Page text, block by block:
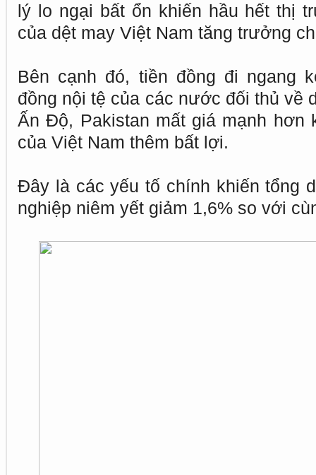
lý lo ngại bất ổn khiến hầu hết thị
của dệt may Việt Nam tăng trưởng
Bên cạnh đó, tiền đồng đi ngang
đồng nội tệ của các nước đối thủ về
Ấn Độ, Pakistan mất giá mạnh hơn
của Việt Nam thêm bất lợi.
Đây là các yếu tố chính khiến tổng
nghiệp niêm yết giảm 1,6% so với